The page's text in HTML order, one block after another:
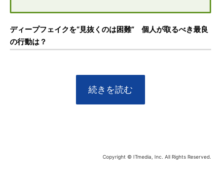
ディープフェイクを“見抜くのは困難” 個人が取るべき最良
の行動は？
続きを読む
Copyright © ITmedia, Inc. All Rights Reserved.